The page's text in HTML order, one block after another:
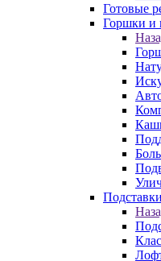
Готовые
Горшки и
Подставки